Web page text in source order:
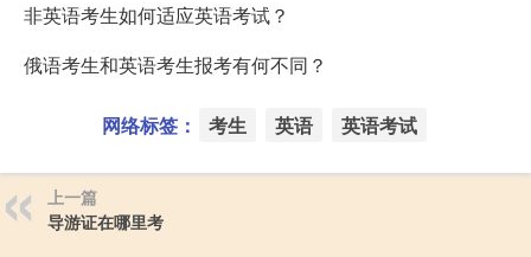
非英语考生如何适应英语考试？
俄语考生和英语考生报考有何不同？
网络标签： 考生 英语 英语考试
上一篇
导游证在哪里考